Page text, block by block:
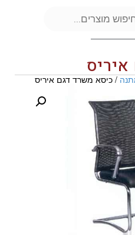
/ כיסא משרד דגם איריס